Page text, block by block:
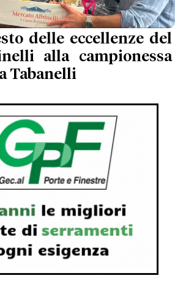
delle eccellenze del
alla campionessa
Tabanelli